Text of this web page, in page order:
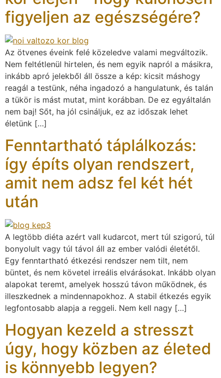
figyeljen az egészségére?
Az ötvenes éveink felé közeledve valami megváltozik.
Nem feltétlenül hirtelen, és nem egyik napról a másikra,
inkább apró jelekből áll össze a kép: kicsit máshogy
reagál a testünk, néha ingadozó a hangulatunk, és talán
a tükör is mást mutat, mint korábban. De ez egyáltalán
nem baj! Sőt, ha jól csináljuk, ez az időszak lehet
életünk […]
Fenntartható táplálkozás:
így építs olyan rendszert,
amit nem adsz fel két hét
után
A legtöbb diéta azért vall kudarcot, mert túl szigorú, túl
bonyolult vagy túl távol áll az ember valódi életétől.
Egy fenntartható étkezési rendszer nem tilt, nem
büntet, és nem követel irreális elvárásokat. Inkább olyan
alapokat teremt, amelyek hosszú távon működnek, és
illeszkednek a mindennapokhoz. A stabil étkezés egyik
legfontosabb alapja a reggeli. Nem kell nagy […]
Hogyan kezeld a stresszt
úgy, hogy közben az életed
is könnyebb legyen?